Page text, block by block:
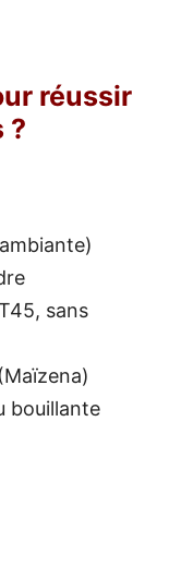
réussir
?
sans
bouillante